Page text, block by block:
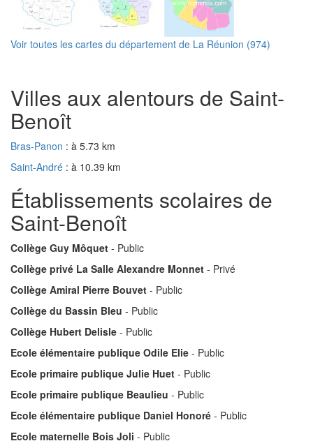
Voir toutes les cartes du département de La Réunion (974)
Villes aux alentours de Saint-
Benoît
Bras-Panon : à 5.73 km
Saint-André : à 10.39 km
Établissements scolaires de
Saint-Benoît
Collège Guy Môquet - Public
Collège privé La Salle Alexandre Monnet - Privé
Collège Amiral Pierre Bouvet - Public
Collège du Bassin Bleu - Public
Collège Hubert Delisle - Public
Ecole élémentaire publique Odile Elie - Public
Ecole primaire publique Julie Huet - Public
Ecole primaire publique Beaulieu - Public
Ecole élémentaire publique Daniel Honoré - Public
Ecole maternelle Bois Joli - Public